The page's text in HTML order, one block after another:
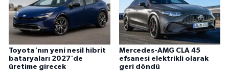
Toyota'nın yeni nesil hibrit
bataryaları 2027'de
üretime girecek
Mercedes-AMG CLA 45
efsanesi elektrikli olarak
geri döndü